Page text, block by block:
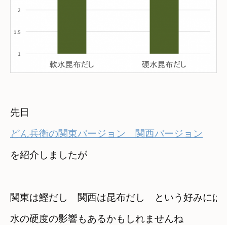
どん兵衛の関東バージョン　関西バージョン
関東は鰹だし　関西は昆布だし　という好みには
水の硬度の影響もあるかもしれませんね